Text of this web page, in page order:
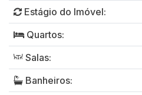
Estágio do Imóvel:
Quartos:
Salas:
Banheiros: